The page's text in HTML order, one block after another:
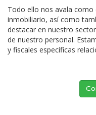
Todo ello nos avala
inmobiliario, así como
destacar en nuestro
de nuestro personal.
y fiscales específicas